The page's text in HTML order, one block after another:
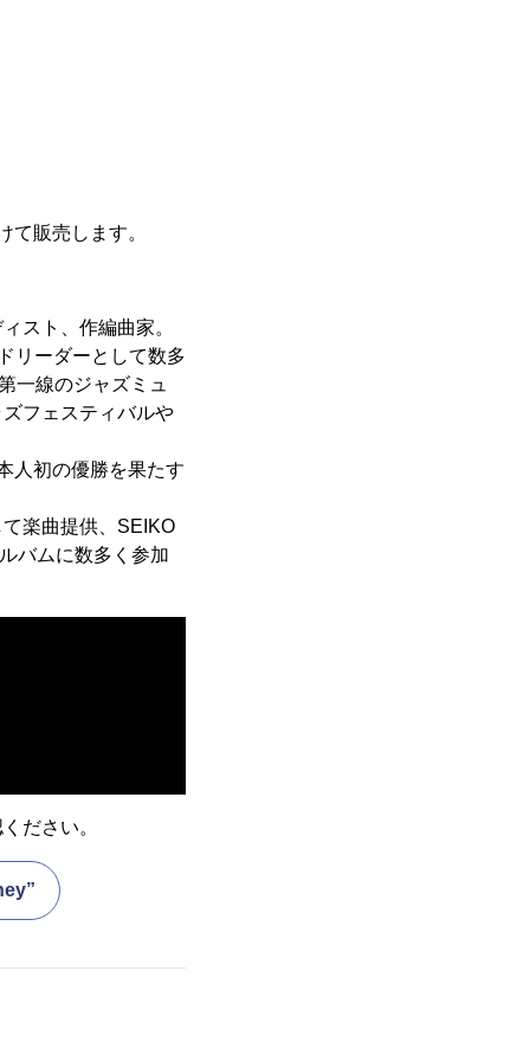
販売します。
スト、作編曲家。
リーダーとして数多
一線のジャズミュ
フェスティバルや
人初の優勝を果たす
楽曲提供、SEIKO
バムに数多く参加
ださい。